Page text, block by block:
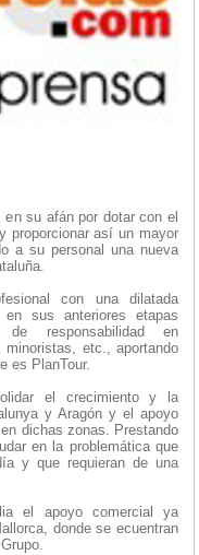
su afán por dotar con el
proporcionar así un mayor
a su personal una nueva
con una dilatada
sus anteriores etapas
de responsabilidad en
minoristas, etc., aportando
es PlanTour.
el crecimiento y la
y Aragón y el apoyo
dichas zonas. Prestando
en la problemática que
y que requieran de una
el apoyo comercial ya
donde se ecuentran